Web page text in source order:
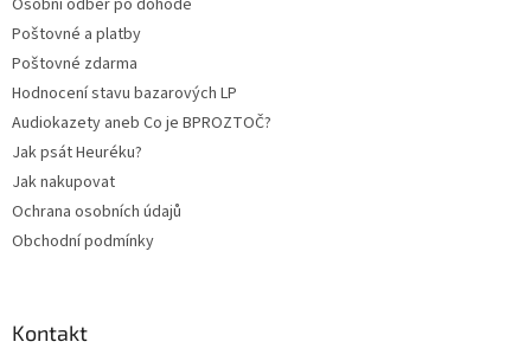
Osobní odběr po dohodě
Poštovné a platby
Poštovné zdarma
Hodnocení stavu bazarových LP
Audiokazety aneb Co je BPROZTOČ?
Jak psát Heuréku?
Jak nakupovat
Ochrana osobních údajů
Obchodní podmínky
Kontakt